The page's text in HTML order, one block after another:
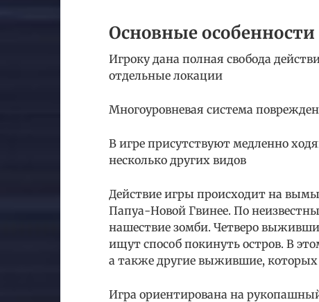
Основные особенности
Игроку дана полная свобода
отдельные локации
Многоуровневая система
В игре присутствуют медленно
несколько других видов
Действие игры происходит на
Папуа-Новой Гвинее. По
нашествие зомби. Четверо
ищут способ покинуть остров. В
а также другие выжившие, которых
Игра ориентирована на